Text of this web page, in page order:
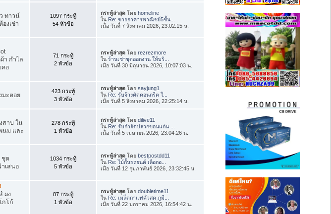
ทาวน์
งเช่า
1097 กระทู้
54 หัวข้อ
กระทู้ล่าสุด โดยhomeline
ใน Re: ขายอาคารพาณิชย์5ชั้น...
เมื่อ วันที่ 7 สิงหาคม 2026, 23:02:15 น.
า กำไล
คอ
71 กระทู้
2 หัวข้อ
กระทู้ล่าสุด โดยrezrezmore
ในร้านเช่าชุดออกงาน ให้บริ...
เมื่อ วันที่ 30 มิถุนายน 2026, 10:07:03 น.
มะตอย
423 กระทู้
3 หัวข้อ
กระทู้ล่าสุด โดยsayjung1
ใน Re: รับจ้างตัดคอนกรีต ใ...
เมื่อ วันที่ 5 สิงหาคม 2026, 22:25:14 น.
สาบ ใน
นม และ
278 กระทู้
1 หัวข้อ
กระทู้ล่าสุด โดยdilive11
ใน Re: รับกำจัดปลวกขอนแก่น ...
เมื่อ วันที่ 5 เมษายน 2026, 23:04:26 น.
ชุด
เสนอ
1034 กระทู้
5 หัวข้อ
กระทู้ล่าสุด โดยbestpostdd11
ใน Re: ไม้กั้นรถยนต์ เลือกอ...
เมื่อ วันที่ 12 กุมภาพันธ์ 2026, 23:32:45 น.
ผง
กโก้
87 กระทู้
1 หัวข้อ
กระทู้ล่าสุด โดยdoubletime11
ใน Re: เมล็ดกาแฟคั่วสด ภูมี...
เมื่อ วันที่ 22 มกราคม 2026, 16:54:42 น.